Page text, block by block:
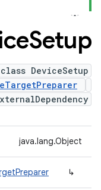
Setup
DeviceSetup
java.lang.Object
↳